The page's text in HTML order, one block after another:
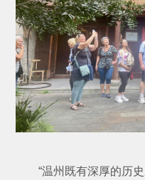
“温州既有深厚的历